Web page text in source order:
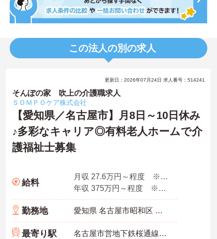
この法人の別の求人
更新日：2026年07月24日 求人番号：514241
そんぽの家 吹上の介護職求人
ＳＯＭＰＯケア株式会社
【愛知県／名古屋市】月8日～10日休み
♪多彩なキャリア◎有料老人ホームで介
護福祉士募集
給料
月収 27.6万円～程度 ※諸手当込み
年収 375万円～程度 ※想定年収
勤務地 愛知県 名古屋市昭和区 阿由知通2-6
最寄り駅 名古屋市営地下鉄桜通線「吹上(愛知)駅」徒歩4分